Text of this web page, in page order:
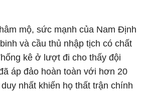
mộ, sức mạnh của Nam Định
và cầu thủ nhập tịch có chất
kê ở lượt đi cho thấy đội
áp đảo hoàn toàn với hơn 20
nhất khiến họ thất trận chính